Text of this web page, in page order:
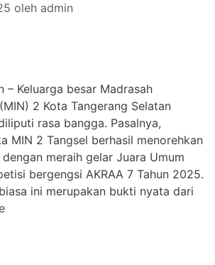
oleh admin
– Keluarga besar Madrasah
2 Kota Tangerang Selatan
rasa bangga. Pasalnya,
MIN 2 Tangsel berhasil menorehkan
meraih gelar Juara Umum
bergengsi AKRAA 7 Tahun 2025.
ini merupakan bukti nyata dari